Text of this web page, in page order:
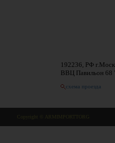
192236, РФ
ВВЦ Павильон
схема проезда
Copyright © ARMIMPORTTORG